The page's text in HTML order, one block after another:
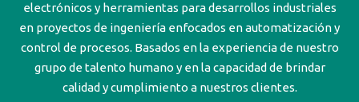
electrónicos y herramientas para desarrollos industriales
en proyectos de ingeniería enfocados en automatización y
control de procesos. Basados en la experiencia de nuestro
grupo de talento humano y en la capacidad de brindar
calidad y cumplimiento a nuestros clientes.